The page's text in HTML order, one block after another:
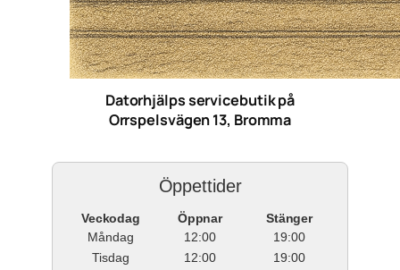
Datorhjälps servicebutik på
Orrspelsvägen 13, Bromma
Öppettider
Veckodag Öppnar
Stänger
Måndag
12:00
19:00
Tisdag
12:00
19:00